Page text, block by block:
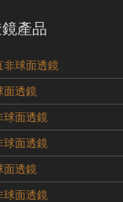
產品
非球面透鏡
面透鏡
球面透鏡
球面透鏡
面透鏡
球面透鏡